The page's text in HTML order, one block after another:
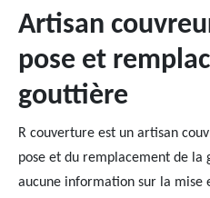
Artisan
pose et
gouttière
R couverture est un artisan
pose et du remplacement de la
aucune information sur la